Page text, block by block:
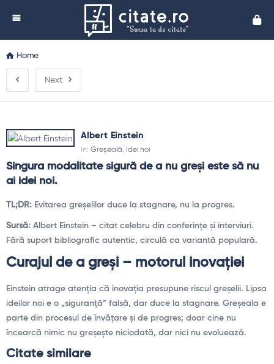
Home
Next
Albert Einstein
In: Greșeală, Idei noi
Singura modalitate sigură de a nu greşi este să nu
ai idei noi.
TL;DR: Evitarea greşelilor duce la stagnare, nu la progres.
Sursă: Albert Einstein – citat celebru din conferinţe şi interviuri.
Fără suport bibliografic autentic, circulă ca variantă populară.
Curajul de a greşi – motorul inovaţiei
Einstein atrage atenţia că inovaţia presupune riscul greşelii. Lipsa
ideilor noi e o „siguranţă” falsă, dar duce la stagnare. Greşeala e
parte din procesul de învăţare şi de progres; doar cine nu
încearcă nimic nu greşeşte niciodată, dar nici nu evoluează.
Citate similare